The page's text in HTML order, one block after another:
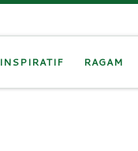
INSPIRATIF RAGAM